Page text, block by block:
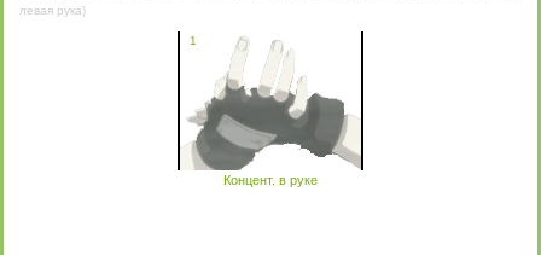
левая рука)
1
Концент. в руке